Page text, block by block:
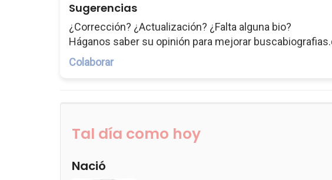
Sugerencias
¿Corrección? ¿Actualización? ¿Falta alguna bio?
Háganos saber su opinión para mejorar
Colaborar
Tal día como hoy
Nació